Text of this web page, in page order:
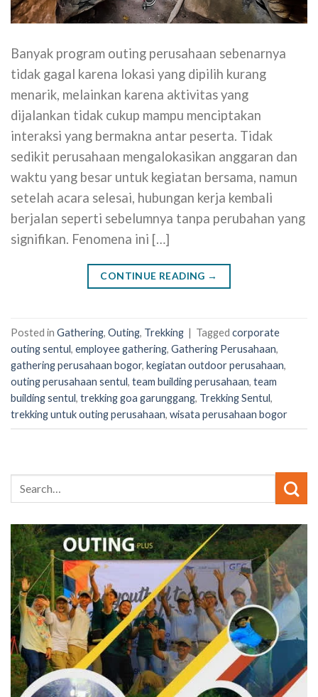
Banyak program outing perusahaan sebenarnya
tidak gagal karena lokasi yang dipilih kurang
menarik, melainkan karena aktivitas yang
dijalankan tidak cukup mampu menciptakan
interaksi yang bermakna antar peserta. Tidak
sedikit perusahaan mengalokasikan anggaran dan
waktu yang besar untuk kegiatan bersama, namun
setelah acara selesai, hubungan kerja kembali
berjalan seperti sebelumnya tanpa perubahan yang
signifikan. Fenomena ini […]
CONTINUE READING →
Posted in Gathering Outing Trekking | Tagged corporate
outing sentul employee gathering Gathering Perusahaan
gathering perusahaan bogor, kegiatan outdoor perusahaan
outing perusahaan sentul team building perusahaan team
building sentul trekking goa garunggang Trekking Sentul
trekking untuk outing perusahaan wisata perusahaan bogor